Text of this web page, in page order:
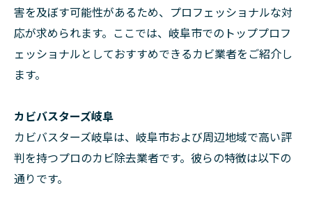
害を及ぼす可能性があるため、プロフェッショナルな対
応が求められます。ここでは、岐阜市でのトッププロフ
ェッショナルとしておすすめできるカビ業者をご紹介し
ます。
カビバスターズ岐阜
カビバスターズ岐阜は、岐阜市および周辺地域で高い評
判を持つプロのカビ除去業者です。彼らの特徴は以下の
通りです。